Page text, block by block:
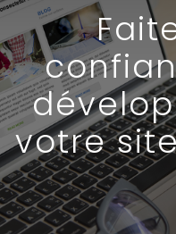
votre